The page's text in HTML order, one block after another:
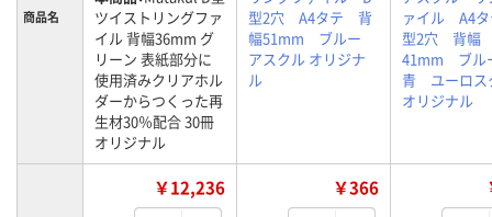
商品名
ツイストリングファ
イル 背幅36mm グ
リーン 表紙部分に
使用済みクリアホル
ダーからつくった再
生材30％配合 30冊
オリジナル
型2穴 A4タテ 背
幅51mm ブルー
アスクル オリジナ
ル
ァイル A4
型2穴 背幅
41mm ブ
青 ユーロス
オリジナル
￥12,236 ￥366